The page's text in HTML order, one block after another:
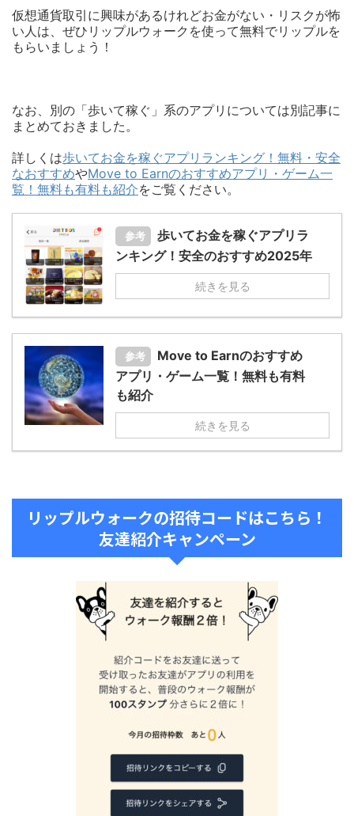
仮想通貨取引に興味があるけれどお金がない・リスクが怖
い人は、ぜひリップルウォークを使って無料でリップルを
もらいましょう！
なお、別の「歩いて稼ぐ」系のアプリについては別記事に
まとめておきました。
詳しくは歩いてお金を稼ぐアプリランキング！無料・安全
なおすすめやMove to Earnのおすすめアプリ・ゲーム一
覧！無料も有料も紹介をご覧ください。
参考
歩いてお金を稼ぐアプリラ
ンキング！安全のおすすめ2025年
続きを見る
参考
Move to Earnのおすすめ
アプリ・ゲーム一覧！無料も有料
も紹介
続きを見る
リップルウォークの招待コードはこちら！
友達紹介キャンペーン